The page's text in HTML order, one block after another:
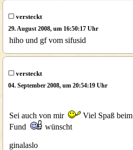
versteckt
29. August 2008, um 16:50:17 Uhr
hiho und gf vom sifusid
versteckt
04. September 2008, um 20:54:19 Uhr
Sei auch von mir Viel Spaß beim
Fund
wünscht
ginalaslo